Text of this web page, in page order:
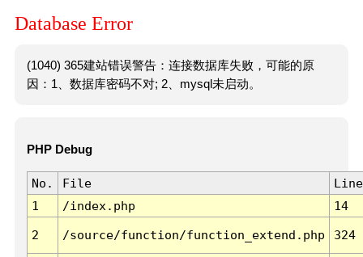
Database Error
(1040) 365建站错误警告：连接数据库失败，可能的原
因：1、数据库密码不对; 2、mysql未启动。
PHP Debug
No. File
Line
1
/index.php 14
2 /source/function/function_extend.php 324